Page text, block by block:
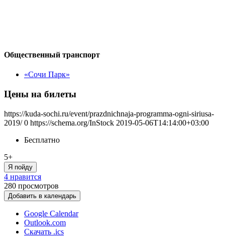
Общественный транспорт
«Сочи Парк»
Цены на билеты
https://kuda-sochi.ru/event/prazdnichnaja-programma-ogni-siriusa-
2019/ 0 https://schema.org/InStock 2019-05-06T14:14:00+03:00
Бесплатно
5+
Я пойду
4 нравится
280 просмотров
Добавить в календарь
Google Calendar
Outlook.com
Скачать .ics